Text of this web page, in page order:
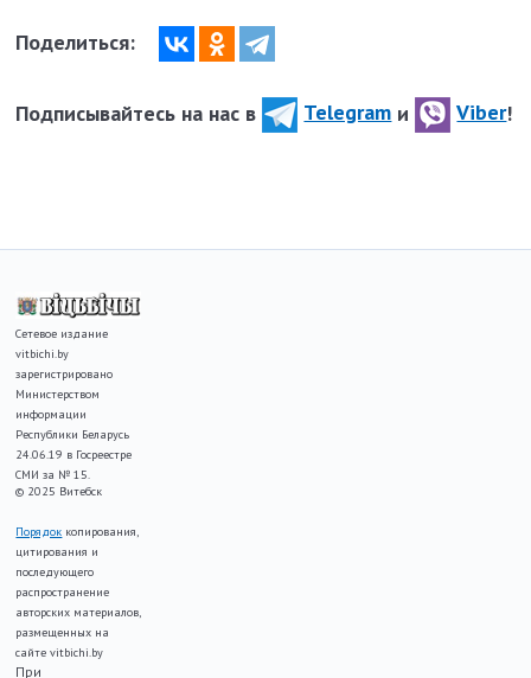
Поделиться:
Подписывайтесь на нас в Telegram и Viber!
Сетевое издание
vitbichi.by
зарегистрировано
Министерством
информации
Республики Беларусь
24.06.19 в Госреестре
СМИ за № 15.
© 2025 Витебск
Порядок копирования,
цитирования и
последующего
распространение
авторских материалов,
размещенных на
сайте vitbichi.by
При